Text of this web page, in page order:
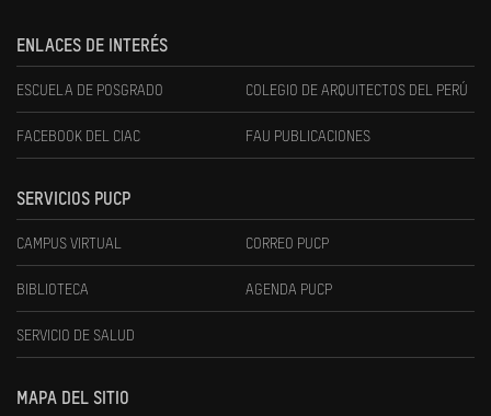
ENLACES DE INTERÉS
ESCUELA DE POSGRADO COLEGIO DE ARQUITECTOS DEL PERÚ
FACEBOOK DEL CIAC FAU PUBLICACIONES
SERVICIOS PUCP
CAMPUS VIRTUAL CORREO PUCP
BIBLIOTECA AGENDA PUCP
SERVICIO DE SALUD
MAPA DEL SITIO